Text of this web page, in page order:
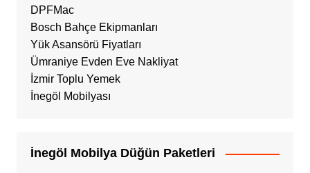
DPFMac
Bosch Bahçe Ekipmanları
Yük Asansörü Fiyatları
Ümraniye Evden Eve Nakliyat
İzmir Toplu Yemek
İnegöl Mobilyası
İnegöl Mobilya Düğün Paketleri